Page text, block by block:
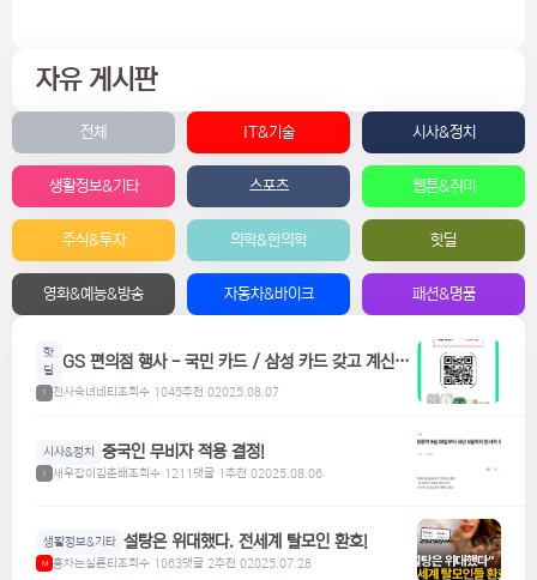
자유 게시판
전체 IT&기술 시사&정치
생활정보&기타 스포츠 웹툰&취미
주식&투자 의학&한의학 핫딜
영화&예능&방송 자동차&바이크 패션&명품
핫
딜
GS 편의점 행사 - 국민 카드 / 삼성 카드 갖고 계신분
1 천사숙녀네티조회수 1045추천 02025.08.07
시사&정치 중국인 무비자 적용 결정!
1 새우잡이김춘배조회수 1211댓글 1추천 02025.08.06
생활정보&기타 설탕은 위대했다. 전세계 탈모인 환호!
M 홍차는실론티조회수 1063댓글 2추천 02025.07.28